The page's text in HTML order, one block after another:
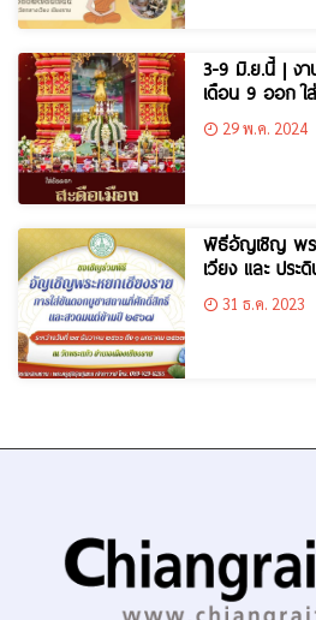
3-9 มิ.ย.นี้ | งา
เดือน 9 ออก ใ
เชียงราย”
29 พ.ค. 2024
พิธีอัญเชิญ พร
เวียง และ ปร
การใส่ขันดอก
มนต์ข้ามปี 2567
31 ธ.ค. 2023